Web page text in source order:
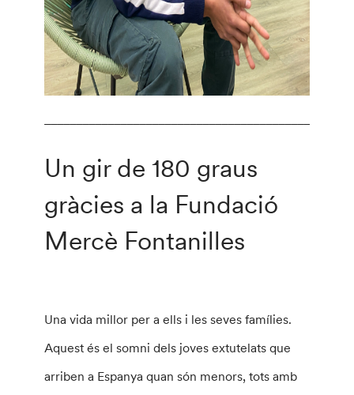
Un gir de 180 graus
gràcies a la Fundació
Mercè Fontanilles
Una vida millor per a ells i les seves famílies.
Aquest és el somni dels joves extutelats que
arriben a Espanya quan són menors, tots amb